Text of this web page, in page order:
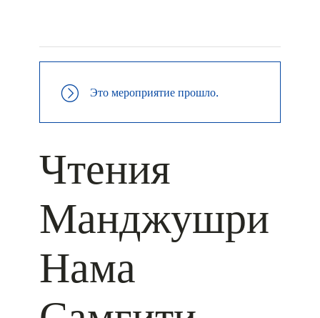
Это мероприятие прошло.
Чтения
Манджушри
Нама